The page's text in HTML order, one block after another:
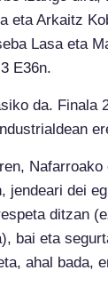
eta Arkaitz
Lasa eta
E36n.
da. Finala
jendeari dei
ditzan
bai eta
ahal bada,